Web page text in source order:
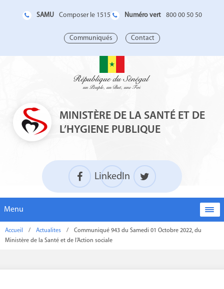
SAMU Composer le 1515 Numéro vert 800 00 50 50
Communiqués Contact
MINISTÈRE DE LA SANTÉ ET DE
L’HYGIENE PUBLIQUE
LinkedIn
Menu
Accueil / Actualites /
Communiqué 943 du Samedi 01 Octobre 2022, du
Ministère de la Santé et de l’Action sociale